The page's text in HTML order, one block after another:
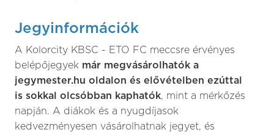
Jegyinformációk
A Kolorcity KBSC - ETO FC meccsre érvényes
belépőjegyek már megvásárolhatók a
jegymester.hu oldalon és elővételben ezúttal
is sokkal olcsóbban kaphatók, mint a mérkőzés
napján. A diákok és a nyugdíjasok
kedvezményesen vásárolhatnak jegyet, és